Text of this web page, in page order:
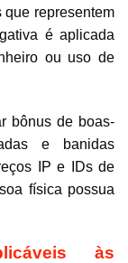
que representem
é aplicada
ou uso de
bônus de boas-
e banidas
IP e IDs de
física possua
às